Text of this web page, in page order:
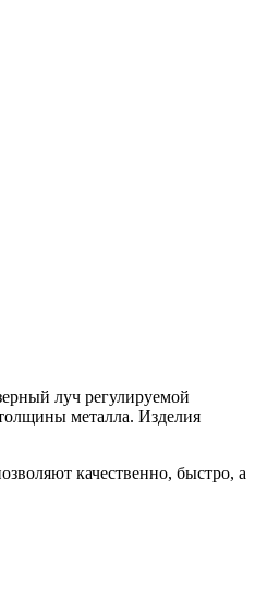
луч регулируемой
металла. Изделия
качественно, быстро, а